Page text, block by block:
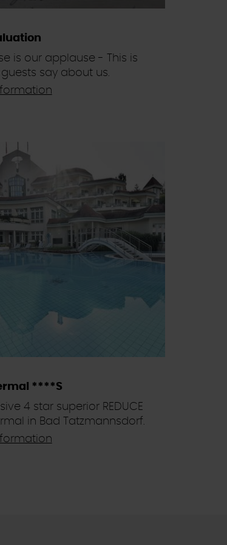
is our applause - This is
say about us.
****S
4 star superior REDUCE
in Bad Tatzmannsdorf.